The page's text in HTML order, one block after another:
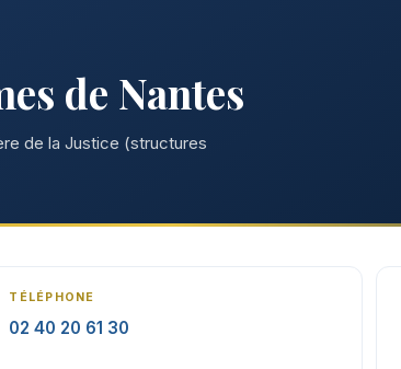
de Nantes
de la Justice (structures
TÉLÉPHONE
02 40 20 61 30